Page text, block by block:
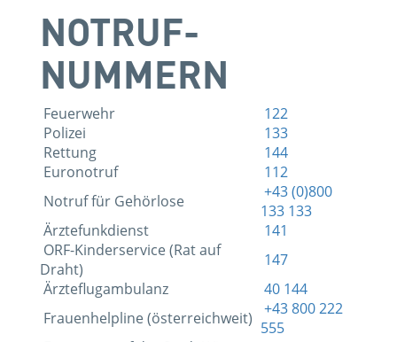
NOTRUF­
NUMMERN
Feuerwehr
122
Polizei
133
Rettung
144
Euronotruf
112
Notruf für Gehörlose
+43 (0)800
133 133
Ärztefunkdienst
141
ORF-Kinderservice (Rat auf
Draht)
147
Ärzteflugambulanz
40 144
Frauenhelpline (österreichweit)
+43 800 222
555